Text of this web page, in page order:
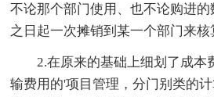
不论那个部门使用、也不论购进
之日起一次摊销到某一个部门来核
2.在原来的基础上细划了成本
输费用的'项目管理，分门别类的